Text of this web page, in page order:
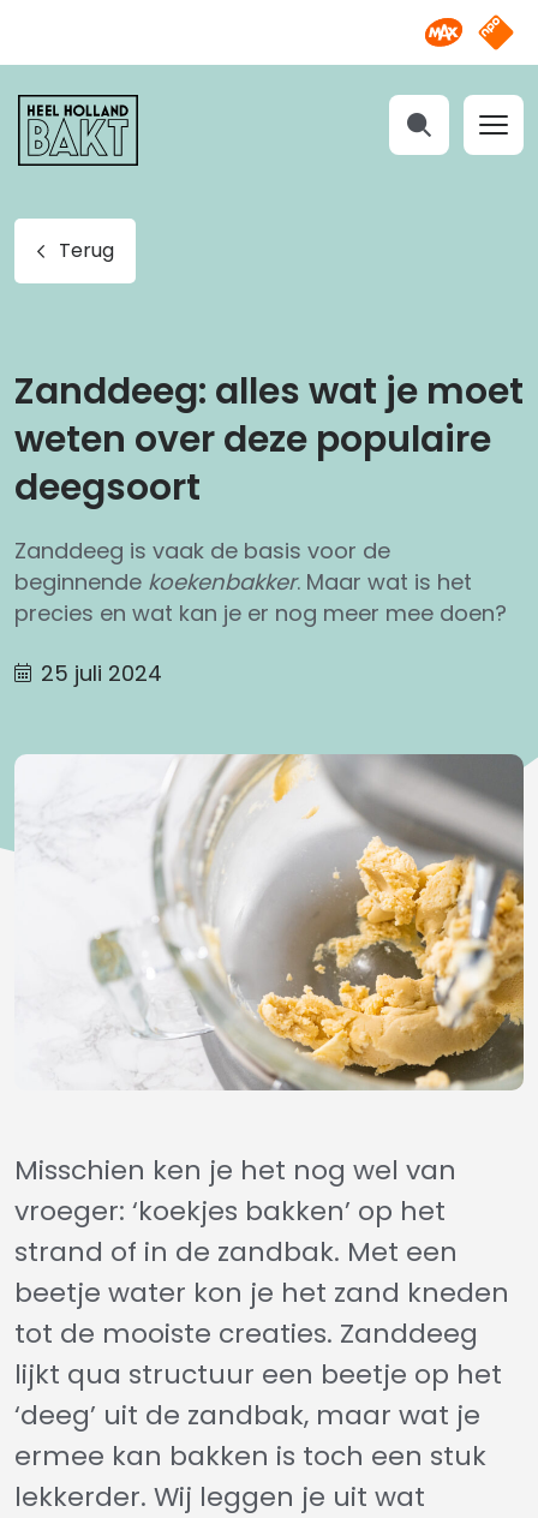
Omroep
NPO
Heel
Holland
Bakt
Terug
Zanddeeg: alles wat je moet
weten over deze populaire
deegsoort
Zanddeeg is vaak de basis voor de
beginnende koekenbakker. Maar wat is het
precies en wat kan je er nog meer mee doen?
25 juli 2024
Misschien ken je het nog wel van
vroeger: ‘koekjes bakken’ op het
strand of in de zandbak. Met een
beetje water kon je het zand kneden
tot de mooiste creaties. Zanddeeg
lijkt qua structuur een beetje op het
‘deeg’ uit de zandbak, maar wat je
ermee kan bakken is toch een stuk
lekkerder. Wij leggen je uit wat